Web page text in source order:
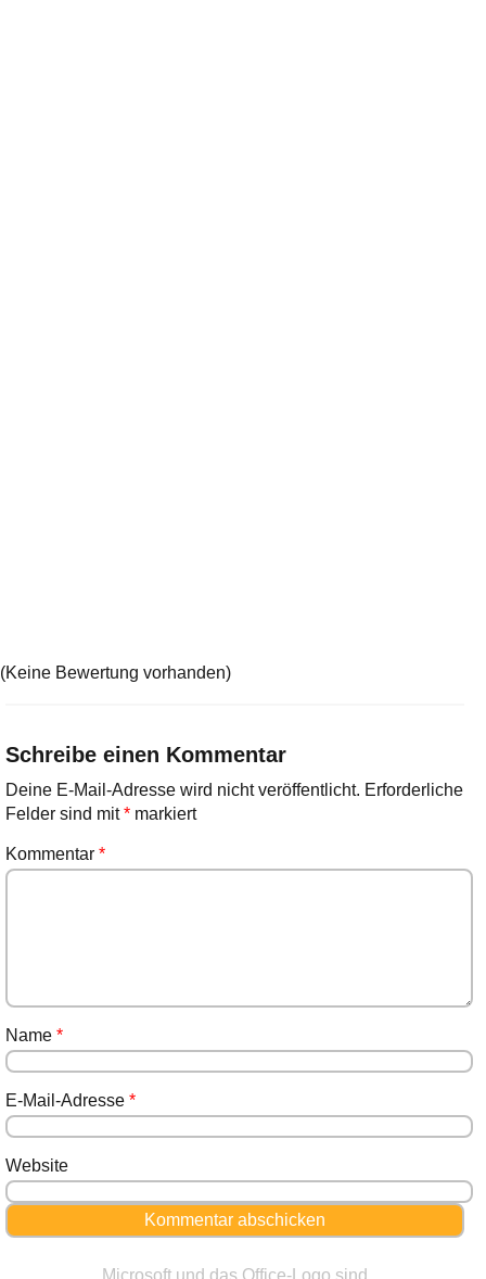
(Keine Bewertung vorhanden)
Schreibe einen Kommentar
Deine E-Mail-Adresse wird nicht veröffentlicht. Erforderliche
Felder sind mit*markiert
Kommentar *
Name *
E-Mail-Adresse *
Website
Microsoft und das Office-Logo sind